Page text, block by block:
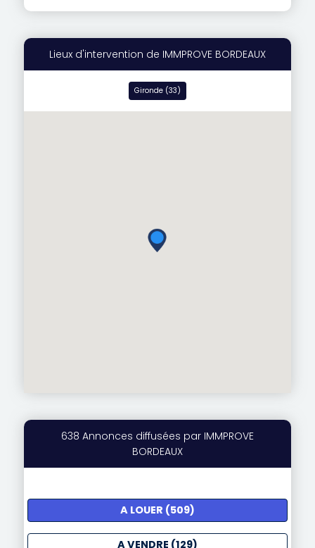
Lieux d'intervention de IMMPROVE BORDEAUX
Gironde (33)
638 Annonces diffusées par IMMPROVE
BORDEAUX
A LOUER (509)
A VENDRE (129)